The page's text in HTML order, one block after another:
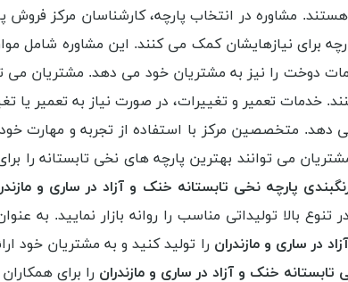
مشاوره در انتخاب پارچه، کارشناسان مرکز فروش
برای نیازهایشان کمک می کنند. این مشاوره شامل
دوخت را نیز به مشتریان خود می دهد. مشتریان
خدمات تعمیر و تغییرات، در صورت نیاز به تعمیر یا
دهد. متخصصین مرکز با استفاده از تجربه و مهارت
می توانند بهترین پارچه های نخی تابستانه را
پارچه نخی تابستانه خنک و آزاد در ساری و
بالا تولیداتی مناسب را روانه بازار نمایید. به
در ساری و مازندران را تولید کنید و به مشتریان خود
خنک و آزاد در ساری و مازندران را برای